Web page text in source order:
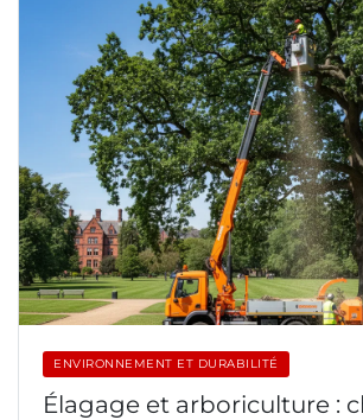
ENVIRONNEMENT ET DURABILITÉ
Élagage et arboriculture :